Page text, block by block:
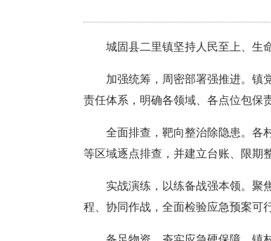
城固县二里镇坚持人民至上、生
加强统筹，周密部署强推进。镇
责任体系，明确各领域、各点位包保
全面排查，靶向整治除隐患。各
等区域逐点排查，并建立台账、限期
实战演练，以练备战强本领。聚
程、协同作战，全面检验应急预案可